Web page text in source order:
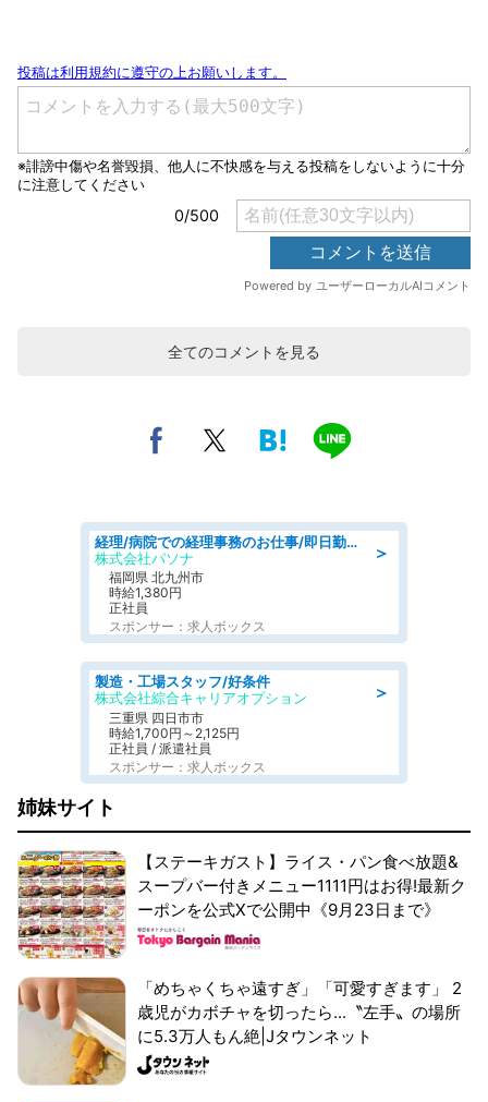
全てのコメントを見る
＞
経理/病院での経理事務のお仕事/即日勤務可/車通勤可/経理/一般事務
株式会社パソナ
福岡県 北九州市
時給1,380円
正社員
スポンサー：求人ボックス
＞
製造・工場スタッフ/好条件
株式会社綜合キャリアオプション
三重県 四日市市
時給1,700円～2,125円
正社員 / 派遣社員
スポンサー：求人ボックス
姉妹サイト
【ステーキガスト】ライス・パン食べ放題&
スープバー付きメニュー1111円はお得!最新ク
ーポンを公式Xで公開中《9月23日まで》
「めちゃくちゃ遠すぎ」「可愛すぎます」 2
歳児がカボチャを切ったら...〝左手〟の場所
に5.3万人もん絶|Jタウンネット